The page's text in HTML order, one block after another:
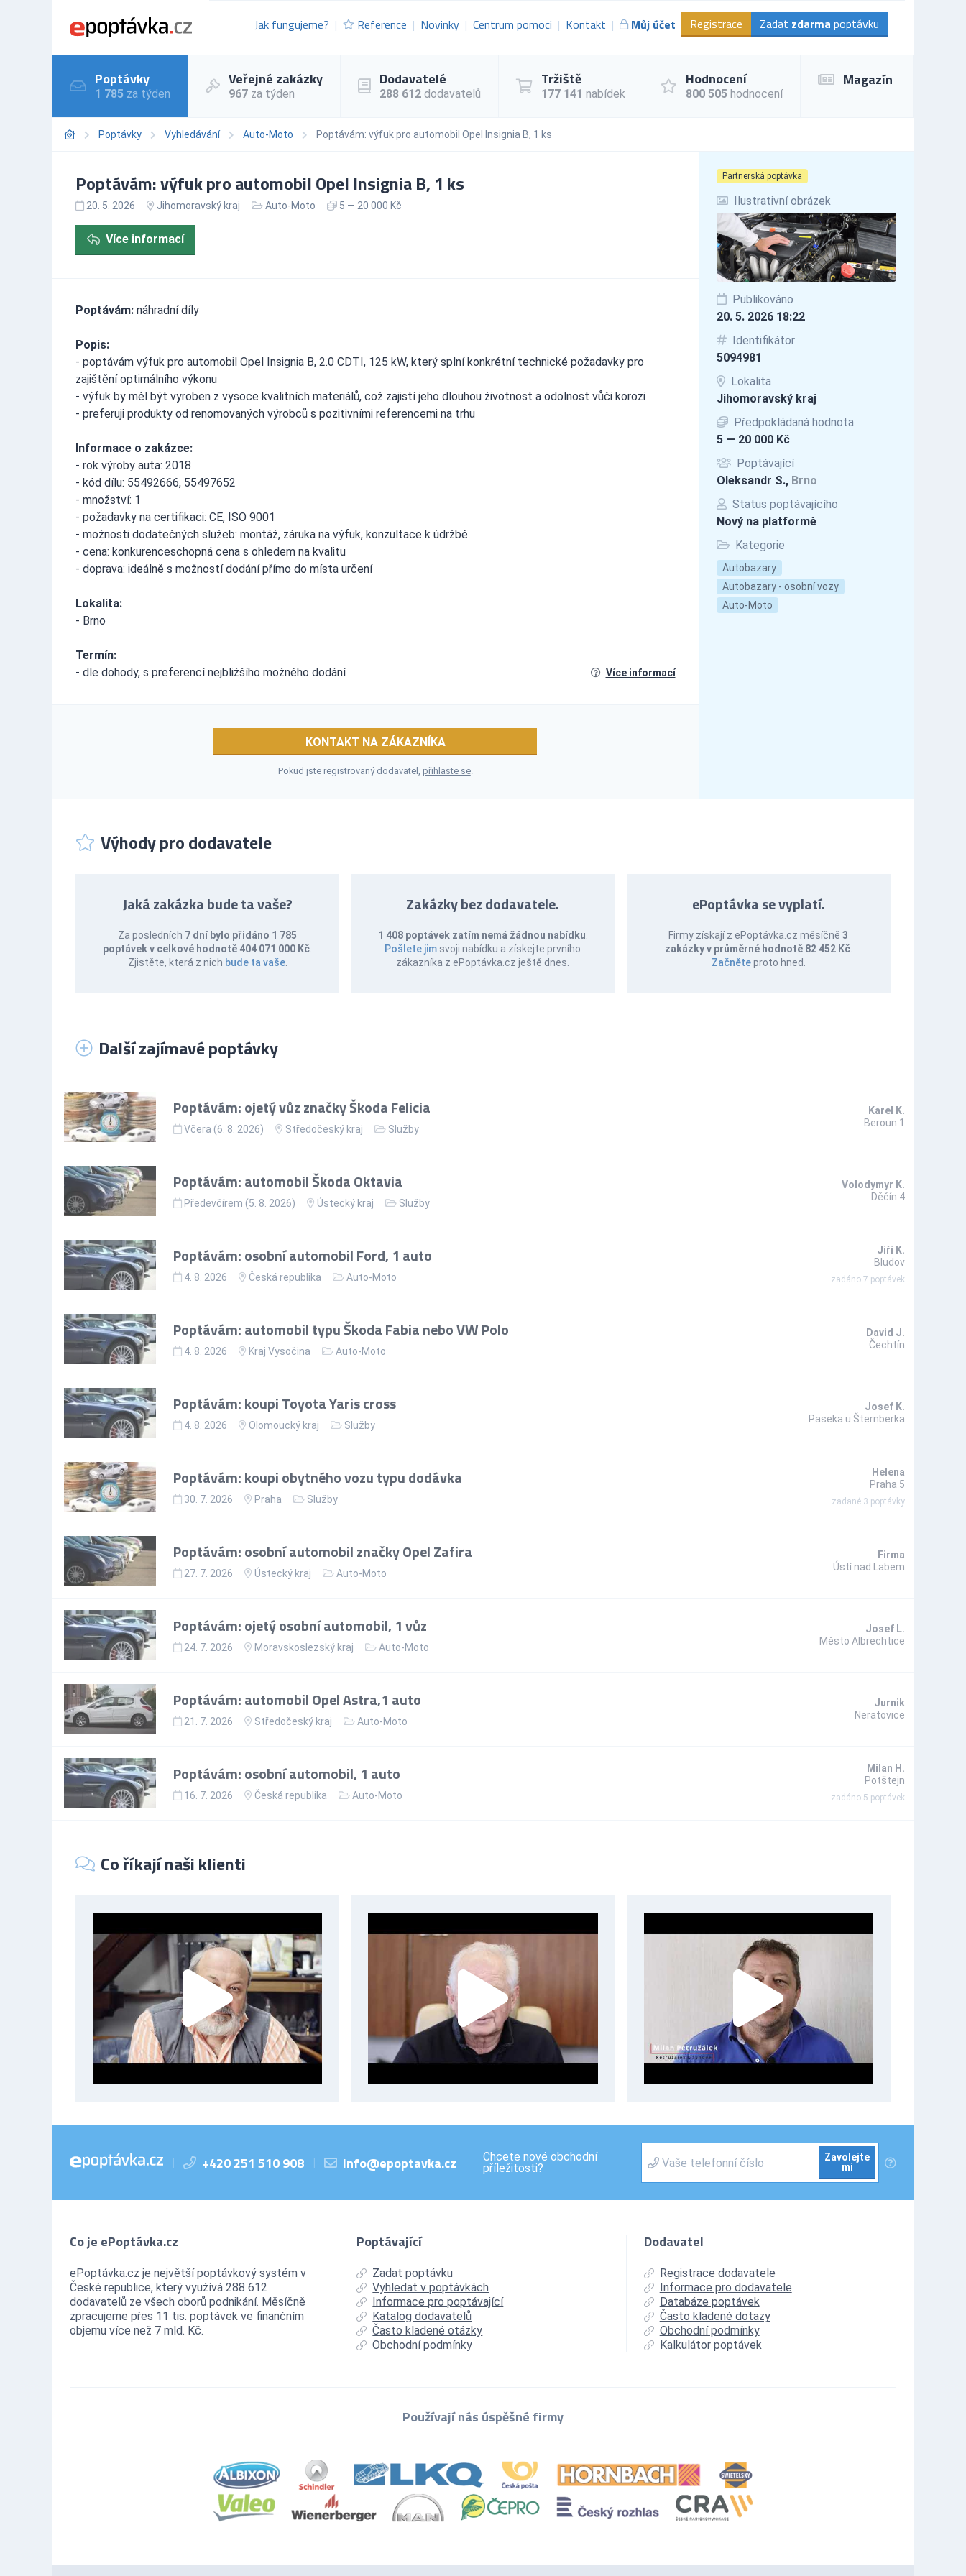
Jak fungujeme? Reference Novinky Centrum pomoci Kontakt Můj účet Registrace Zadat zdarma poptávku
Poptávky
1 785 za týden
Veřejné zakázky
967 za týden
Dodavatelé
288 612 dodavatelů
Tržiště
177 141 nabídek
Hodnocení
800 505 hodnocení
Magazín
Poptávky Vyhledávání Auto-Moto Poptávám: výfuk pro automobil Opel Insignia B, 1 ks
Partnerská poptávka
Ilustrativní obrázek
Publikováno
20. 5. 2026 18:22
Identifikátor
5094981
Lokalita
Jihomoravský kraj
Předpokládaná hodnota
5 — 20 000 Kč
Poptávající
Oleksandr S., Brno
Status poptávajícího
Nový na platformě
Kategorie
Autobazary
Autobazary - osobní vozy
Auto-Moto
Poptávám: výfuk pro automobil Opel Insignia B, 1 ks
20. 5. 2026 Jihomoravský kraj Auto-Moto 5 — 20 000 Kč
Více informací
Poptávám: náhradní díly
Popis:
- poptávám výfuk pro automobil Opel Insignia B, 2.0 CDTI, 125 kW, který splní konkrétní technické požadavky pro
zajištění optimálního výkonu
- výfuk by měl být vyroben z vysoce kvalitních materiálů, což zajistí jeho dlouhou životnost a odolnost vůči korozi
- preferuji produkty od renomovaných výrobců s pozitivními referencemi na trhu
Informace o zakázce:
- rok výroby auta: 2018
- kód dílu: 55492666, 55497652
- množství: 1
- požadavky na certifikaci: CE, ISO 9001
- možnosti dodatečných služeb: montáž, záruka na výfuk, konzultace k údržbě
- cena: konkurenceschopná cena s ohledem na kvalitu
- doprava: ideálně s možností dodání přímo do místa určení
Lokalita:
- Brno
Termín:
- dle dohody, s preferencí nejbližšího možného dodání
Více informací
KONTAKT NA ZÁKAZNÍKA
Pokud jste registrovaný dodavatel, přihlaste se.
Výhody pro dodavatele
Jaká zakázka bude ta vaše?
Za posledních 7 dní bylo přidáno 1 785
poptávek v celkové hodnotě 404 071 000 Kč
Zjistěte, která z nich bude ta vaše.
Zakázky bez dodavatele.
1 408 poptávek zatím nemá žádnou nabídku
Pošlete jim svoji nabídku a získejte prvního
zákazníka z ePoptávka.cz ještě dnes.
ePoptávka se vyplatí.
Firmy získají z ePoptávka.cz měsíčně3
zakázky v průměrné hodnotě 82 452 Kč.
Začněteproto hned.
Další zajímavé poptávky
Poptávám: ojetý vůz značky Škoda Felicia
Včera (6. 8. 2026) Středočeský kraj Služby
Karel K.
Beroun 1
Poptávám: automobil Škoda Oktavia
Předevčírem (5. 8. 2026) Ústecký kraj Služby
Volodymyr K.
Děčín 4
Poptávám: osobní automobil Ford, 1 auto
4. 8. 2026 Česká republika Auto-Moto
Jiří K.
Bludov
zadáno 7 poptávek
Poptávám: automobil typu Škoda Fabia nebo VW Polo
4. 8. 2026 Kraj Vysočina Auto-Moto
David J.
Čechtín
Poptávám: koupi Toyota Yaris cross
4. 8. 2026 Olomoucký kraj Služby
Josef K.
Paseka u Šternberka
Poptávám: koupi obytného vozu typu dodávka
30. 7. 2026 Praha Služby
Helena
Praha 5
zadané 3 poptávky
Poptávám: osobní automobil značky Opel Zafira
27. 7. 2026 Ústecký kraj Auto-Moto
Firma
Ústí nad Labem
Poptávám: ojetý osobní automobil, 1 vůz
24. 7. 2026 Moravskoslezský kraj Auto-Moto
Josef L.
Město Albrechtice
Poptávám: automobil Opel Astra,1 auto
21. 7. 2026 Středočeský kraj Auto-Moto
Jurnik
Neratovice
Poptávám: osobní automobil, 1 auto
16. 7. 2026 Česká republika Auto-Moto
Milan H.
Potštejn
zadáno 5 poptávek
Co říkají naši klienti
| +420 251 510 908 | info@epoptavka.cz
Chcete nové obchodní
příležitosti?
Zavolejte
mi
Co je ePoptávka.cz
ePoptávka.cz je největší poptávkový systém v
České republice, který využívá 288 612
dodavatelů ze všech oborů podnikání. Měsíčně
zpracujeme přes 11 tis. poptávek ve finančním
objemu více než 7 mld. Kč.
Poptávající
Zadat poptávku
Vyhledat v poptávkách
Informace pro poptávající
Katalog dodavatelů
Často kladené otázky
Obchodní podmínky
Dodavatel
Registrace dodavatele
Informace pro dodavatele
Databáze poptávek
Často kladené dotazy
Obchodní podmínky
Kalkulátor poptávek
Používají nás úspěšné firmy